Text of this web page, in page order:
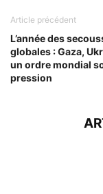
Article précédent
L’année des
globales : Gaza,
un ordre mondial
pression